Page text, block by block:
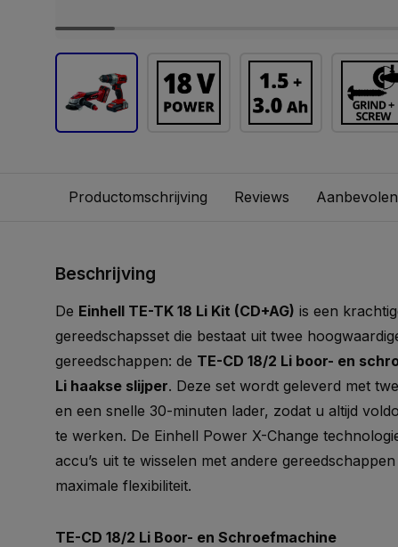
Productomschrijving Reviews
Beschrijving
De Einhell TE-TK 18 Li Kit (CD+AG) is een
gereedschapsset die bestaat uit twee
gereedschappen: de TE-CD 18/2 Li boor- en
Li haakse slijper. Deze set wordt geleverd met
en een snelle 30-minuten lader, zodat u altijd
te werken. De Einhell Power X-Change
accu’s uit te wisselen met andere
maximale flexibiliteit.
TE-CD 18/2 Li Boor- en Schroefmachine